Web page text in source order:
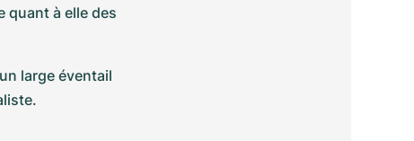
quant à elle des
large éventail